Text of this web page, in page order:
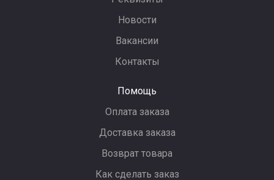
Новости
Вакансии
Контакты
Помощь
Оплата заказа
Доставка заказа
Возврат товара
Как сделать заказ